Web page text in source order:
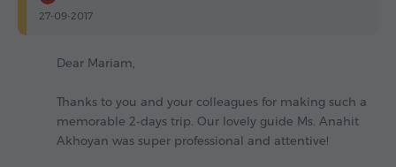
27-09-2017
Dear Mariam,
Thanks to you and your colleagues for making such a
memorable 2-days trip. Our lovely guide Ms. Anahit
Akhoyan was super professional and attentive!